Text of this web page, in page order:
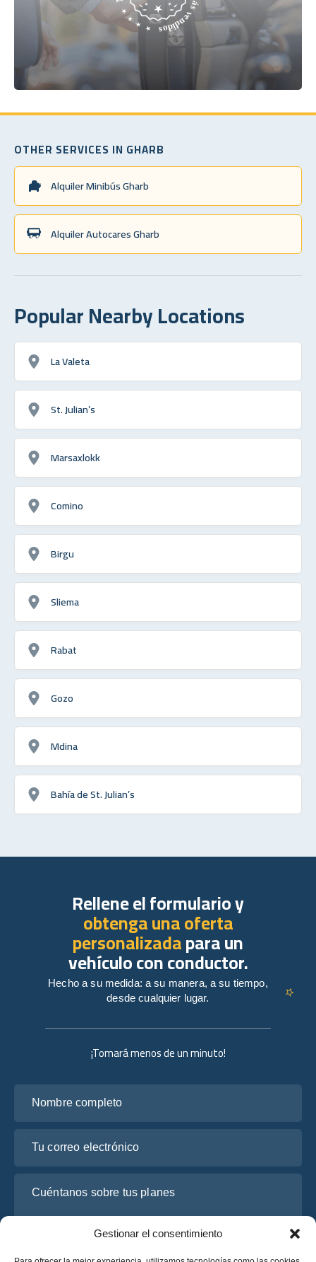
Gestionar el consentimiento
OTHER SERVICES IN GHARB
Alquiler Minibús Gharb
Alquiler Autocares Gharb
Popular Nearby Locations
La Valeta
St. Julian’s
Marsaxlokk
Comino
Birgu
Sliema
Rabat
Gozo
Mdina
Bahía de St. Julian’s
¡Tomará menos de un minuto!
Rellene el formulario y
obtenga una oferta
personalizadapara un
vehículo con conductor.
Hecho a su medida: a su manera, a su tiempo,
desde cualquier lugar.